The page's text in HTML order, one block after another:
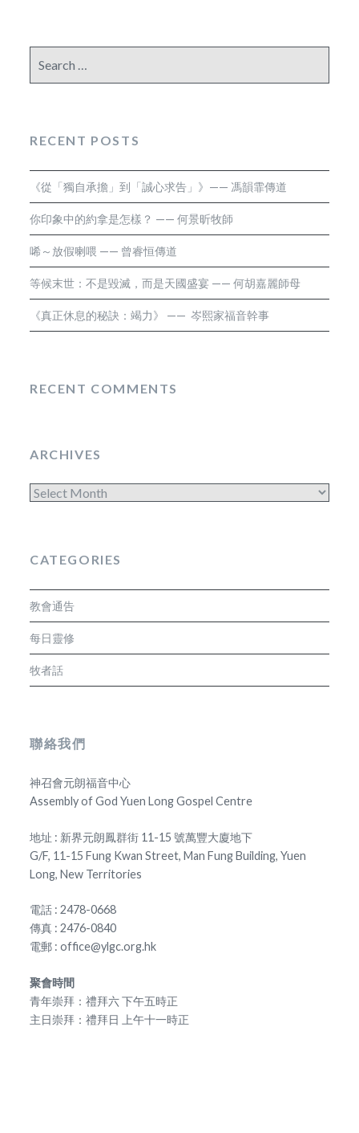
for:
RECENT POSTS
《從「獨自承擔」到「誠心求告」》—— 馮韻霏傳道
你印象中的約拿是怎樣？ —— 何景昕牧師
唏～放假喇喂 —— 曾睿恒傳道
等候末世：不是毀滅，而是天國盛宴 —— 何胡嘉麗師母
《真正休息的秘訣：竭力》 —— 岑熙家福音幹事
RECENT COMMENTS
ARCHIVES
Archives
CATEGORIES
教會通告
每日靈修
牧者話
聯絡我們
神召會元朗福音中心
Assembly of God Yuen Long Gospel Centre
地址 : 新界元朗鳳群街 11-15 號萬豐大廈地下
G/F, 11-15 Fung Kwan Street, Man Fung Building, Yuen
Long, New Territories
電話 : 2478-0668
傳真 : 2476-0840
電郵 : office@ylgc.org.hk
聚會時間
青年崇拜：禮拜六 下午五時正
主日崇拜：禮拜日 上午十一時正